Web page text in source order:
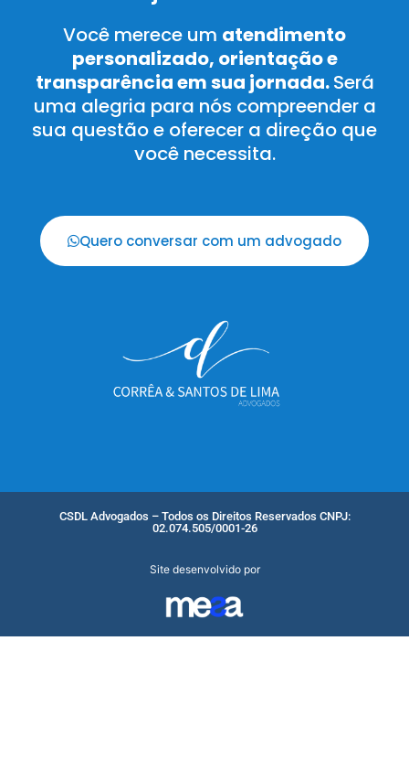
Você merece um atendimento
personalizado, orientação e
transparência em sua jornada.Será
uma alegria para nós compreender a
sua questão e oferecer a direção que
você necessita.
Quero conversar com um advogado
CSDL Advogados – Todos os Direitos Reservados CNPJ:
02.074.505/0001-26
Site desenvolvido por